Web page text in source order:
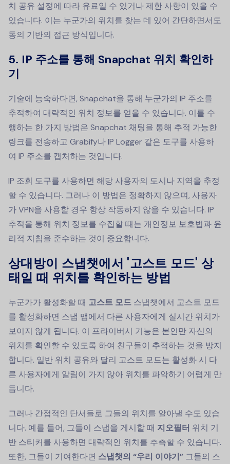
치 공유 설정에 따라 유료일 수 있거나 제한 사항이 있을 수
있습니다. 이는 누군가의 위치를 찾는 데 있어 간단하면서도
동의 기반의 접근 방식입니다.
5. IP 주소를 통해 Snapchat 위치 확인하
기
기술에 능숙하다면, Snapchat을 통해 누군가의 IP 주소를
추적하여 대략적인 위치 정보를 얻을 수 있습니다. 이를 수
행하는 한 가지 방법은 Snapchat 채팅을 통해 추적 가능한
링크를 전송하고 Grabify나 IP Logger 같은 도구를 사용하
여 IP 주소를 캡처하는 것입니다.
IP 조회 도구를 사용하면 해당 사용자의 도시나 지역을 추정
할 수 있습니다. 그러나 이 방법은 정확하지 않으며, 사용자
가 VPN을 사용할 경우 항상 작동하지 않을 수 있습니다. IP
추적을 통해 위치 정보를 수집할 때는 개인정보 보호법과 윤
리적 지침을 준수하는 것이 중요합니다.
상대방이 스냅챗에서 '고스트 모드' 상
태일 때 위치를 확인하는 방법
누군가가 활성화할 때 고스트 모드 스냅챗에서 고스트 모드
를 활성화하면 스냅 맵에서 다른 사용자에게 실시간 위치가
보이지 않게 됩니다. 이 프라이버시 기능은 본인만 자신의
위치를 확인할 수 있도록 하여 친구들이 추적하는 것을 방지
합니다. 일반 위치 공유와 달리 고스트 모드는 활성화 시 다
른 사용자에게 알림이 가지 않아 위치를 파악하기 어렵게 만
듭니다.
그러나 간접적인 단서들로 그들의 위치를 알아낼 수도 있습
니다. 예를 들어, 그들이 스냅을 게시할 때 지오필터 위치 기
반 스티커를 사용하면 대략적인 위치를 추측할 수 있습니다.
또한, 그들이 기여한다면 스냅챗의 “우리 이야기” 그들의 스